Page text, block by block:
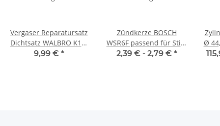
Vergaser Reparatursatz
Dichtsatz WALBRO K10-
WAT Membransatz
9,99 € *
Zündkerze BOSCH
WSR6F passend für Stihl
Kettensäge Motorsäge
2,39 € - 2,79 € *
Ø